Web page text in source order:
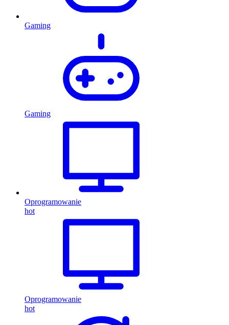
Gaming
Gaming
Oprogramowanie
hot
Oprogramowanie
hot